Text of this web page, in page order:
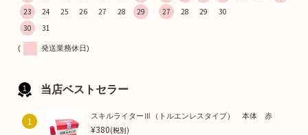
23
24 25 26 27 28
29
30
31
27
28 29 30
( 発送業務休日)
当店ベストセラー
1 スキルライターⅢ（トルエンレスタイプ） 本体 赤
¥380(税別)